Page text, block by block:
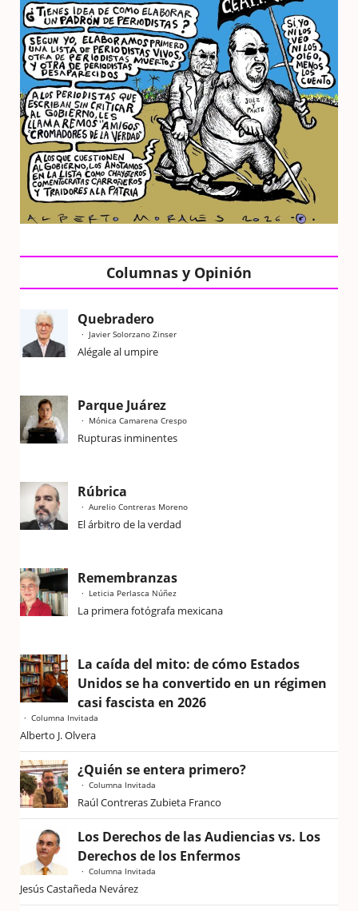
Columnas y Opinión
Quebradero
Javier Solorzano Zinser
Alégale al umpire
Parque Juárez
Mónica Camarena Crespo
Rupturas inminentes
Rúbrica
Aurelio Contreras Moreno
El árbitro de la verdad
Remembranzas
Leticia Perlasca Núñez
La primera fotógrafa mexicana
La caída del mito: de cómo Estados
Unidos se ha convertido en un régimen
casi fascista en 2026
Columna Invitada
Alberto J. Olvera
¿Quién se entera primero?
Columna Invitada
Raúl Contreras Zubieta Franco
Los Derechos de las Audiencias vs. Los
Derechos de los Enfermos
Columna Invitada
Jesús Castañeda Nevárez